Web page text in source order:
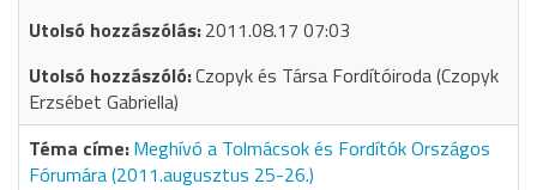
2011.08.17 07:03
Czopyk és Társa Fordítóiroda (Czopyk
Erzsébet Gabriella)
Meghívó a Tolmácsok és Fordítók Országos
Fórumára (2011.augusztus 25-26.)